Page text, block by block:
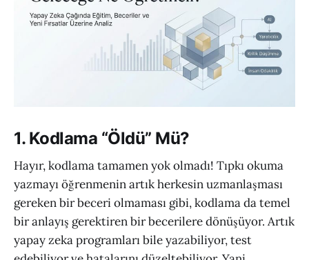
1. Kodlama “Öldü” Mü?
Hayır, kodlama tamamen yok olmadı! Tıpkı okuma
yazmayı öğrenmenin artık herkesin uzmanlaşması
gereken bir beceri olmaması gibi, kodlama da temel
bir anlayış gerektiren bir becerilere dönüşüyor. Artık
yapay zeka programları bile yazabiliyor, test